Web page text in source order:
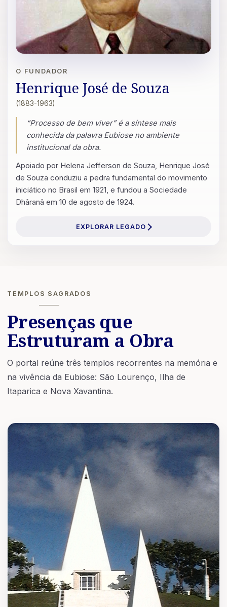
O FUNDADOR
Henrique José de Souza
(1883-1963)
“Processo de bem viver” é a síntese mais
conhecida da palavra Eubiose no ambiente
institucional da obra.
Apoiado por Helena Jefferson de Souza, Henrique José
de Souza conduziu a pedra fundamental do movimento
iniciático no Brasil em 1921, e fundou a Sociedade
Dhâranâ em 10 de agosto de 1924.
EXPLORAR LEGADO
TEMPLOS SAGRADOS
Presenças que
Estruturam a Obra
O portal reúne três templos recorrentes na memória e
na vivência da Eubiose: São Lourenço, Ilha de
Itaparica e Nova Xavantina.